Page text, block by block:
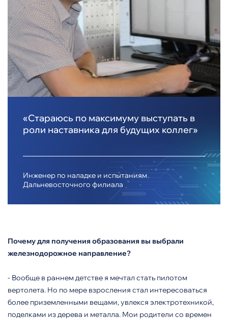
«Стараюсь по максимуму выступать в
роли наставника для будущих коллег»
Инженер по наладке и испытаниям
Дальневосточного филиала
Почему для получения образования вы выбрали
железнодорожное направление?
- Вообще в раннем детстве я мечтал стать пилотом
вертолета. Но по мере взросления стал интересоваться
более приземленными вещами, увлекся электротехникой,
поделками из дерева и металла. Мои родители со времен